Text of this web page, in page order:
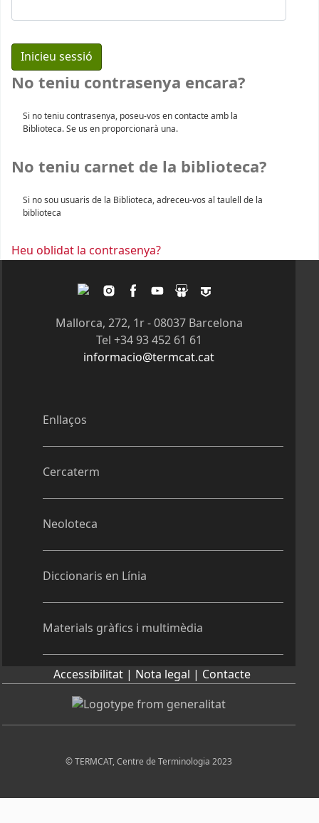
No teniu contrasenya encara?
Si no teniu contrasenya, poseu-vos en contacte amb la
Biblioteca. Se us en proporcionarà una.
No teniu carnet de la biblioteca?
Si no sou usuaris de la Biblioteca, adreceu-vos al taulell de la
biblioteca
Heu oblidat la contrasenya?
Enllaços
Cercaterm
Neoloteca
Diccionaris en Línia
Materials gràfics i multimèdia
Mallorca, 272, 1r - 08037 Barcelona
Tel +34 93 452 61 61
informacio@termcat.cat
Accessibilitat | Nota legal | Contacte
© TERMCAT, Centre de Terminologia 2023